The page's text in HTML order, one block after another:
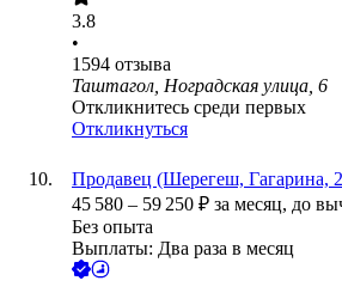
3.8
•
1594 отзыва
Таштагол, Ноградская улица, 6
Откликнитесь среди первых
Откликнуться
Продавец (Шерегеш, Гагарина,
45 580 – 59 250 ₽ за месяц, до
Без опыта
Выплаты: Два раза в месяц